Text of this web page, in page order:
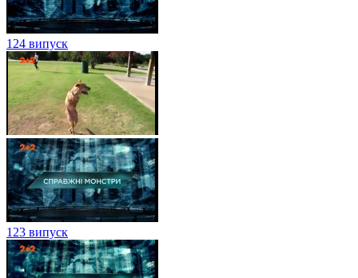
124 випуск
123 випуск